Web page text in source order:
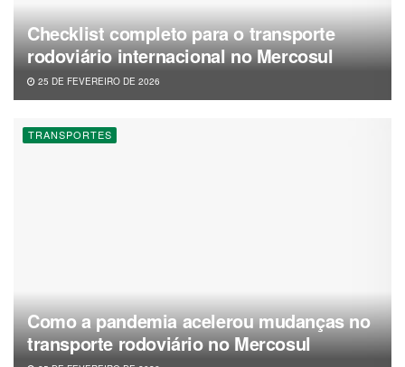
Checklist completo para o transporte
rodoviário internacional no Mercosul
25 DE FEVEREIRO DE 2026
TRANSPORTES
Como a pandemia acelerou mudanças no
transporte rodoviário no Mercosul